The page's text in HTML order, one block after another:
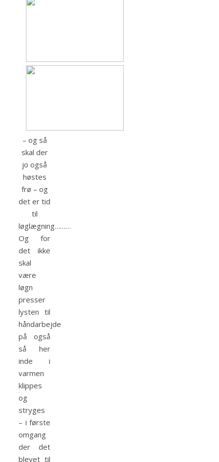
– og så
skal der
jo også
høstes
frø – og
det er tid
til
løglægning………
Og for
det ikke
skal
være
løgn
presser
lysten til
håndarbejde
på også
så her
inde i
varmen
klippes
og
stryges
– i første
omgang
der det
blevet til